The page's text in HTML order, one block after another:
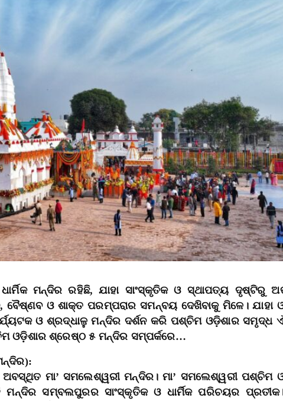
ମନ୍ଦିର ରହିଛି, ଯାହା ସାଂସ୍କୃତିକ ଓ ସ୍ଥାପତ୍ୟ ଦୃଷ୍ଟିରୁ
ଓ ଶାକ୍ତ ପରମ୍ପରାର ସମନ୍ବୟ ଦେଖିବାକୁ ମିଳେ। ଯାହା
ଓ ଶ୍ରଦ୍ଧାଳୁ ମନ୍ଦିର ଦର୍ଶନ କରି ପଶ୍ଚିମ ଓଡ଼ିଶାର ସମୃଦ୍ଧ
ଓଡ଼ିଶାର ଶ୍ରେଷ୍ଠ ୫ ମନ୍ଦିର ସମ୍ପର୍କରେ…
ମା’ ସମଲେଶ୍ୱରୀ ମନ୍ଦିର। ମା’ ସମଲେଶ୍ୱରୀ ପଶ୍ଚିମ
ମନ୍ଦିର ସମ୍ବଲପୁରର ସାଂସ୍କୃତିକ ଓ ଧାର୍ମିକ ପରିଚୟର